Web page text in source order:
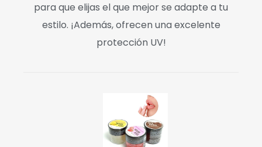
para que elijas el que mejor se adapte a tu
estilo. ¡Además, ofrecen una excelente
protección UV!